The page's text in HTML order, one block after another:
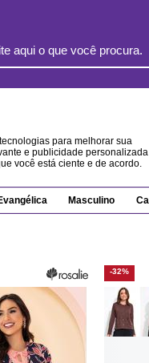
para melhorar sua
e publicidade personalizada
você está ciente e de acordo.
Masculino
-32%